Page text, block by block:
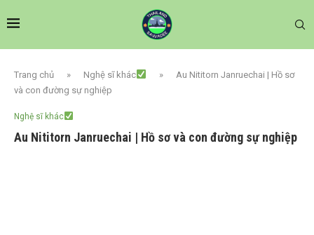
Trang chủ » Nghệ sĩ khác »
Au Nititorn Janruechai | Hồ sơ
và con đường sự nghiệp
Nghệ sĩ khác
Au Nititorn Janruechai | Hồ sơ và con đường sự nghiệp